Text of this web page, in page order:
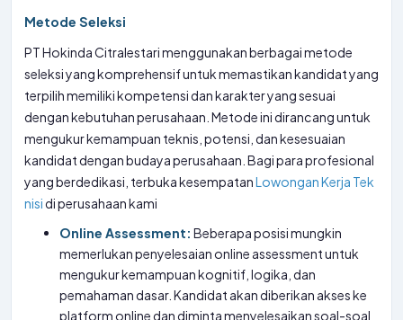
Metode Seleksi
PT Hokinda Citralestari menggunakan berbagai metode
seleksi yang komprehensif untuk memastikan kandidat yang
terpilih memiliki kompetensi dan karakter yang sesuai
dengan kebutuhan perusahaan. Metode ini dirancang untuk
mengukur kemampuan teknis, potensi, dan kesesuaian
kandidat dengan budaya perusahaan. Bagi para profesional
yang berdedikasi, terbuka kesempatanLowongan Kerja Tek
nisidi perusahaan kami
Online Assessment: Beberapa posisi mungkin
memerlukan penyelesaian online assessment untuk
mengukur kemampuan kognitif, logika, dan
pemahaman dasar. Kandidat akan diberikan akses ke
platform online dan diminta menyelesaikan soal-soal